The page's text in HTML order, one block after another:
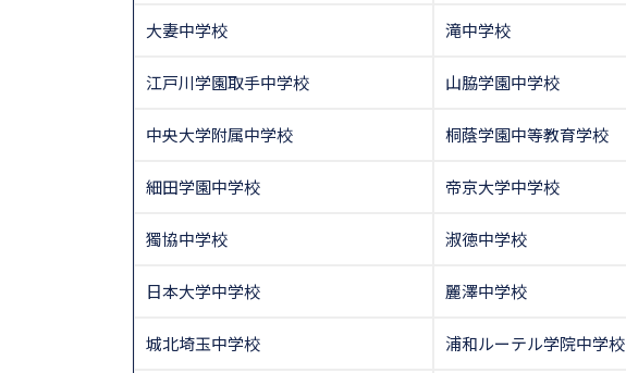
大妻中学校 滝中学校
江戸川学園取手中学校 山脇学園中学校
中央大学附属中学校 桐蔭学園中等教育学校
細田学園中学校 帝京大学中学校
獨協中学校 淑徳中学校
日本大学中学校 麗澤中学校
城北埼玉中学校 浦和ルーテル学院中学校